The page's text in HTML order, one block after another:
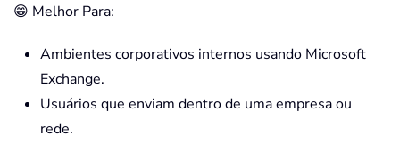
😁 Melhor Para:
Ambientes corporativos internos usando Microsoft
Exchange.
Usuários que enviam dentro de uma empresa ou
rede.